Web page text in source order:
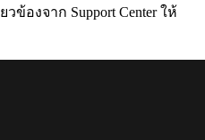
ข้องจาก Support Center ให้